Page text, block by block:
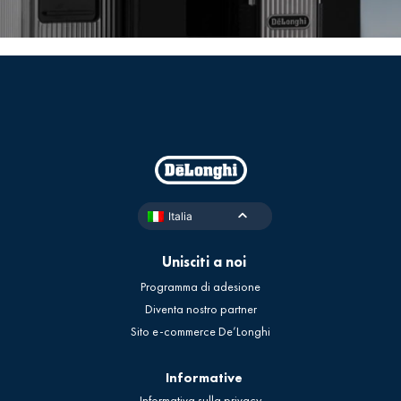
sia per il gusto classico che per il gusto gourmet. Un
caffè ottimo per il bar, per chi a casa non ha mai
Italia
Unisciti a noi
Programma di adesione
Diventa nostro partner
Sito e-commerce De’Longhi
Informative